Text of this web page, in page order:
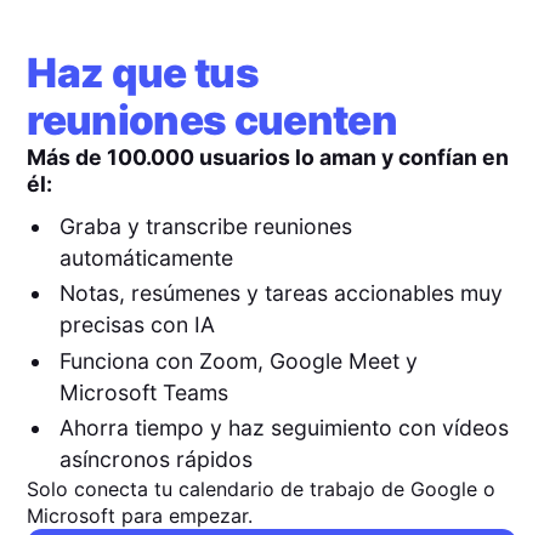
Haz que tus
reuniones cuenten
Más de 100.000 usuarios lo aman y confían en
él:
Graba y transcribe reuniones
automáticamente
Notas, resúmenes y tareas accionables muy
precisas con IA
Funciona con Zoom, Google Meet y
Microsoft Teams
Ahorra tiempo y haz seguimiento con vídeos
asíncronos rápidos
Solo conecta tu calendario de trabajo de Google o
Microsoft para empezar.